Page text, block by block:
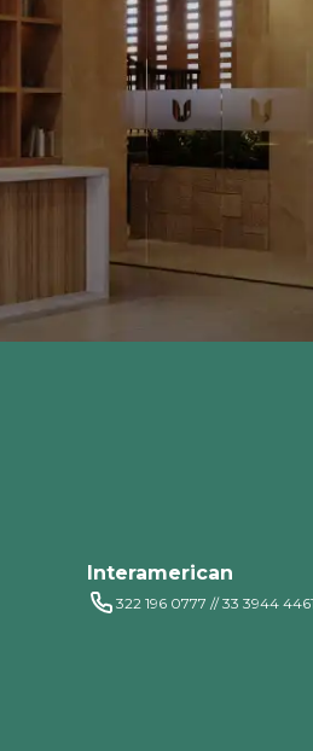
Interamerican
322 196 0777 // 33 3944 4461